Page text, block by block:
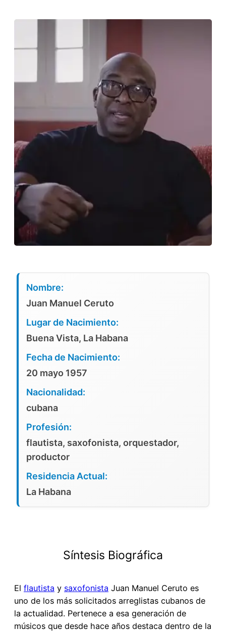
Nombre:
Juan Manuel Ceruto
Lugar de Nacimiento:
Buena Vista, La Habana
Fecha de Nacimiento:
20 mayo 1957
Nacionalidad:
cubana
Profesión:
flautista, saxofonista, orquestador,
productor
Residencia Actual:
La Habana
Síntesis Biográfica
El flautista y saxofonista Juan Manuel Ceruto es
uno de los más solicitados arreglistas cubanos de
la actualidad. Pertenece a esa generación de
músicos que desde hace años destaca dentro de la